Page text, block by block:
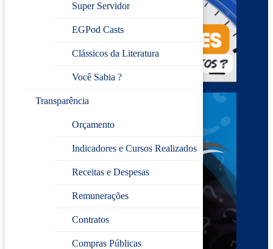
Super Servidor
EGPod Casts
Clássicos da Literatura
Você Sabia ?
Transparência
Orçamento
Indicadores e Cursos Realizados
Receitas e Despesas
Remunerações
Contratos
Compras Públicas